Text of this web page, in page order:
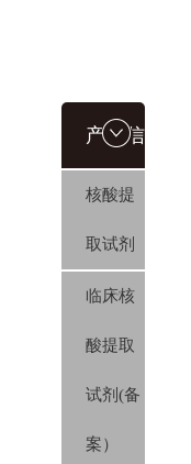
产品信
息
核酸提
取试剂
临床核
酸提取
试剂(备
案）